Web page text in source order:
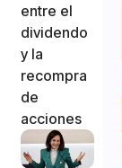
entre el
dividendo
y la
recompra
de
acciones